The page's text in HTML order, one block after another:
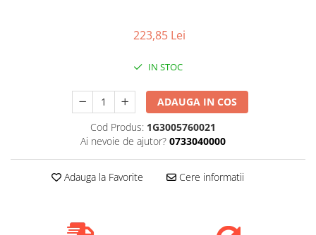
223,85 Lei
IN STOC
ADAUGA IN COS
Cod Produs: 1G3005760021
Ai nevoie de ajutor? 0733040000
Adauga la Favorite Cere informatii